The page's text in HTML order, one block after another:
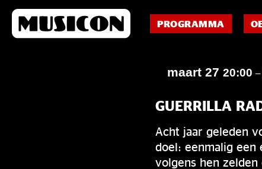
PROGRAMMA
maart 27 20:00 –
GUERRILLA
Acht jaar geleden
doel: eenmalig een
volgens hen